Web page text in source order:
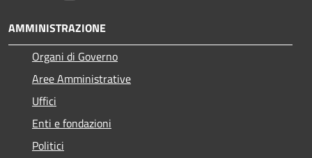
AMMINISTRAZIONE
Organi di Governo
Aree Amministrative
Uffici
Enti e fondazioni
Politici